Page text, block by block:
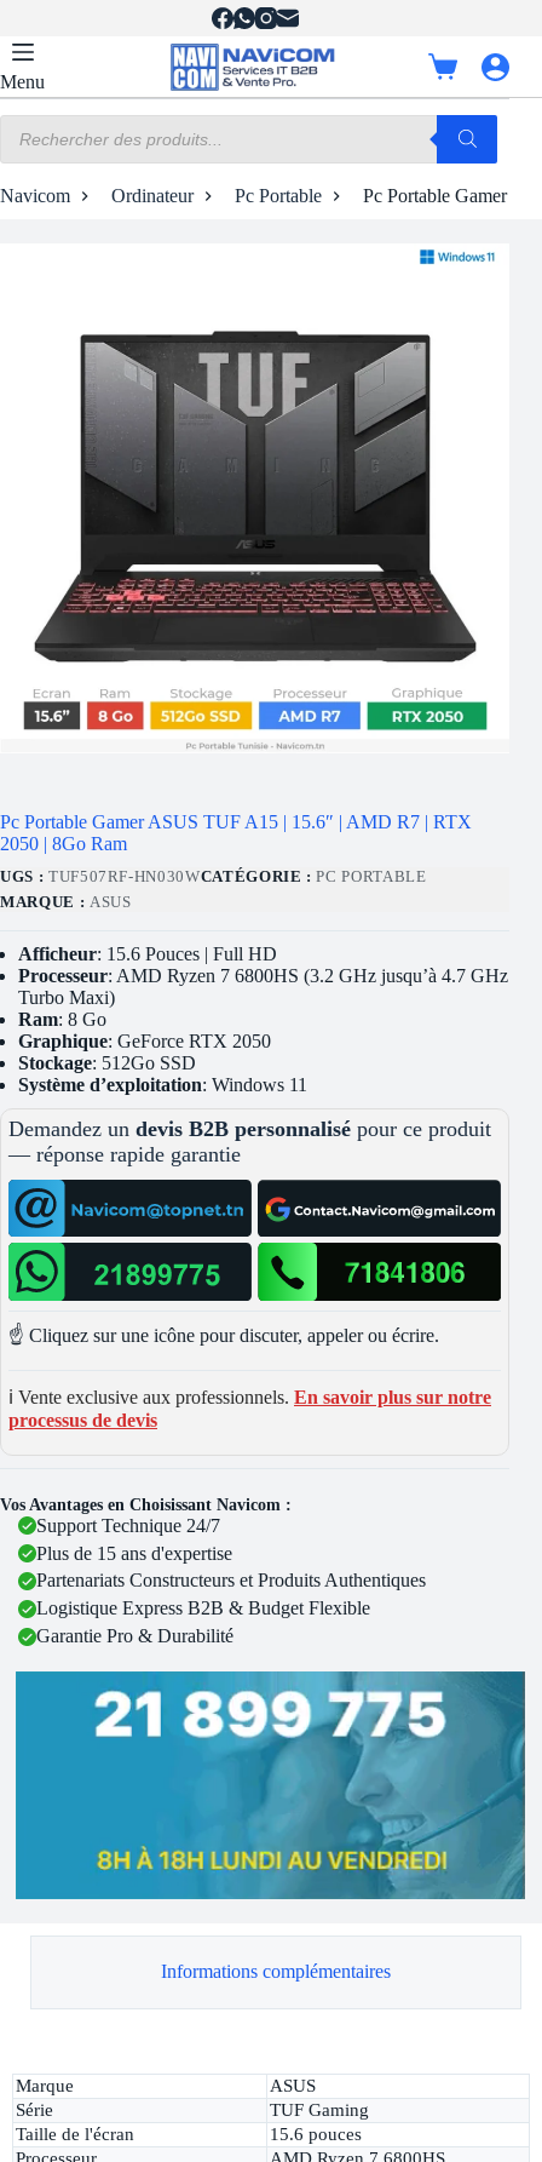
contenu
Menu
Panier
d’achat
produits
Navicom Ordinateur Pc Portable Pc Portable Gamer
Pc Portable Gamer ASUS TUF A15 | 15.6″ | AMD R7 | RTX
2050 | 8Go Ram
UGS : TUF507RF-HN030WCATÉGORIE :PC PORTABLE
MARQUE : ASUS
Afficheur: 15.6 Pouces | Full HD
Processeur: AMD Ryzen 7 6800HS (3.2 GHz jusqu’à 4.7 GHz
Turbo Maxi)
Ram: 8 Go
Graphique: GeForce RTX 2050
Stockage: 512Go SSD
Système d’exploitation: Windows 11
Demandez un devis B2B personnalisé pour ce produit
— réponse rapide garantie
☝️ Cliquez sur une icône pour discuter, appeler ou écrire.
ℹ️ Vente exclusive aux professionnels. En savoir plus sur notre
processus de devis
Vos Avantages en Choisissant Navicom :
Support Technique 24/7
Plus de 15 ans d'expertise
Partenariats Constructeurs et Produits Authentiques
Logistique Express B2B & Budget Flexible
Garantie Pro & Durabilité
Informations complémentaires
Marque
ASUS
Série
TUF Gaming
Taille de l'écran
15.6 pouces